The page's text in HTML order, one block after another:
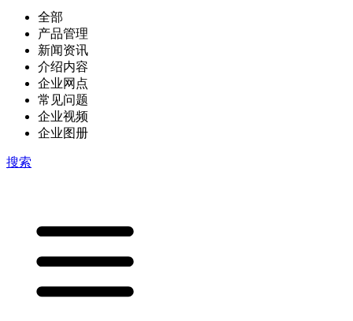
全部
产品管理
新闻资讯
介绍内容
企业网点
常见问题
企业视频
企业图册
搜索